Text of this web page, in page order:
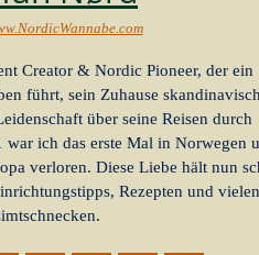
Creator & Nordic Pioneer, der ein
führt, sein Zuhause
über seine Reisen durch
war ich das erste Mal in Norwegen
verloren. Diese Liebe hält nun
Rezepten und vielen